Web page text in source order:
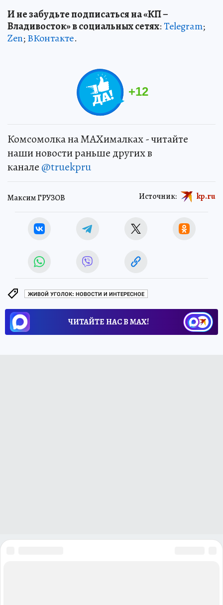
И не забудьте подписаться на «КП –
Владивосток» в социальных сетях:Telegram;
Zen;ВКонтакте.
+12
Комсомолка на MAXималках - читайте
наши новости раньше других в
канале @truekpru
Максим ГРУЗОВ Источник: kp.ru
ЖИВОЙ УГОЛОК: НОВОСТИ И ИНТЕРЕСНОЕ
ЧИТАЙТЕ НАС В МАХ!